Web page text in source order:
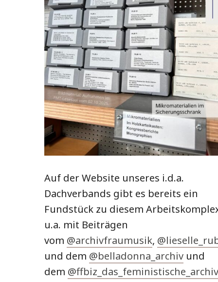
Auf der Website unseres i.d.a.
Dachverbands gibt es bereits ein
Fundstück zu diesem
u.a. mit Beiträgen
vom @archivfraumusik,
und dem @belladonna_archiv und
dem @ffbiz_das_feministische_archiv